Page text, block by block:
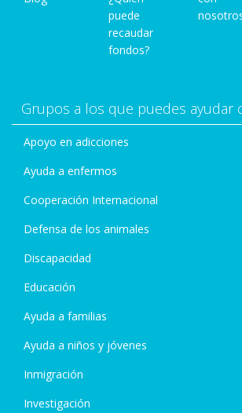
puede
recaudar
fondos?
Grupos a los que puedes ayudar
Apoyo en adicciones
Ayuda a enfermos
Cooperación Internacional
Defensa de los animales
Discapacidad
Educación
Ayuda a familias
Ayuda a niños y jóvenes
Inmigración
Investigación